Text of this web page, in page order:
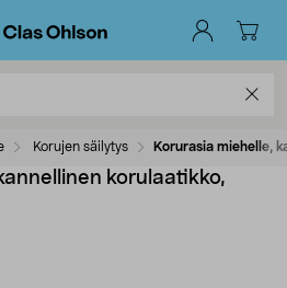
Korujen säilytys Korurasia miehelle,
korulaatikko,